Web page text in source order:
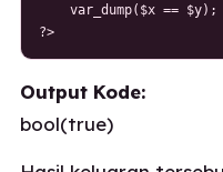
var_dump($x ==
?>
Output Kode:
bool(true)